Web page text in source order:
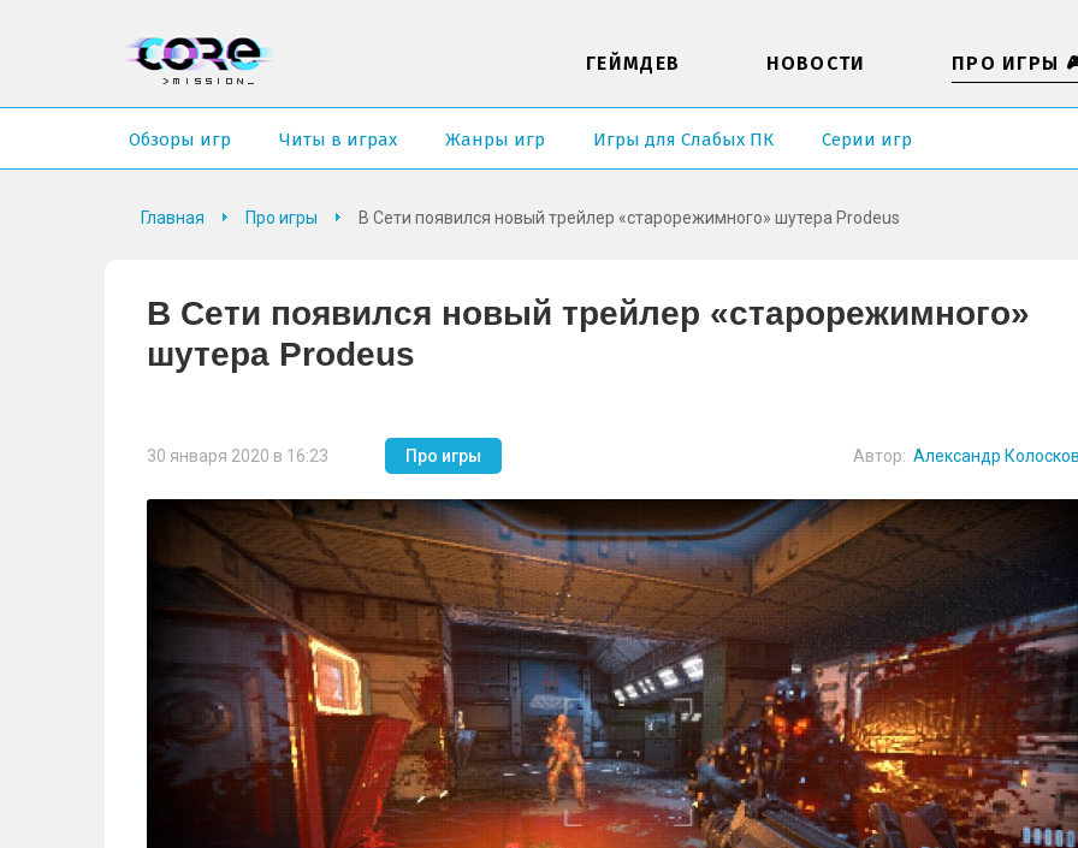
ГЕЙМДЕВ НОВОСТИ ПРО ИГРЫ
Обзоры игр Читы в играх Жанры игр Игры для Слабых ПК Серии игр
Главная Про игры В Сети появился новый трейлер «старорежимного» шутера Prodeus
В Сети появился новый трейлер «старорежимного»
шутера Prodeus
30 января 2020 в 16:23 Про игры Автор: Александр